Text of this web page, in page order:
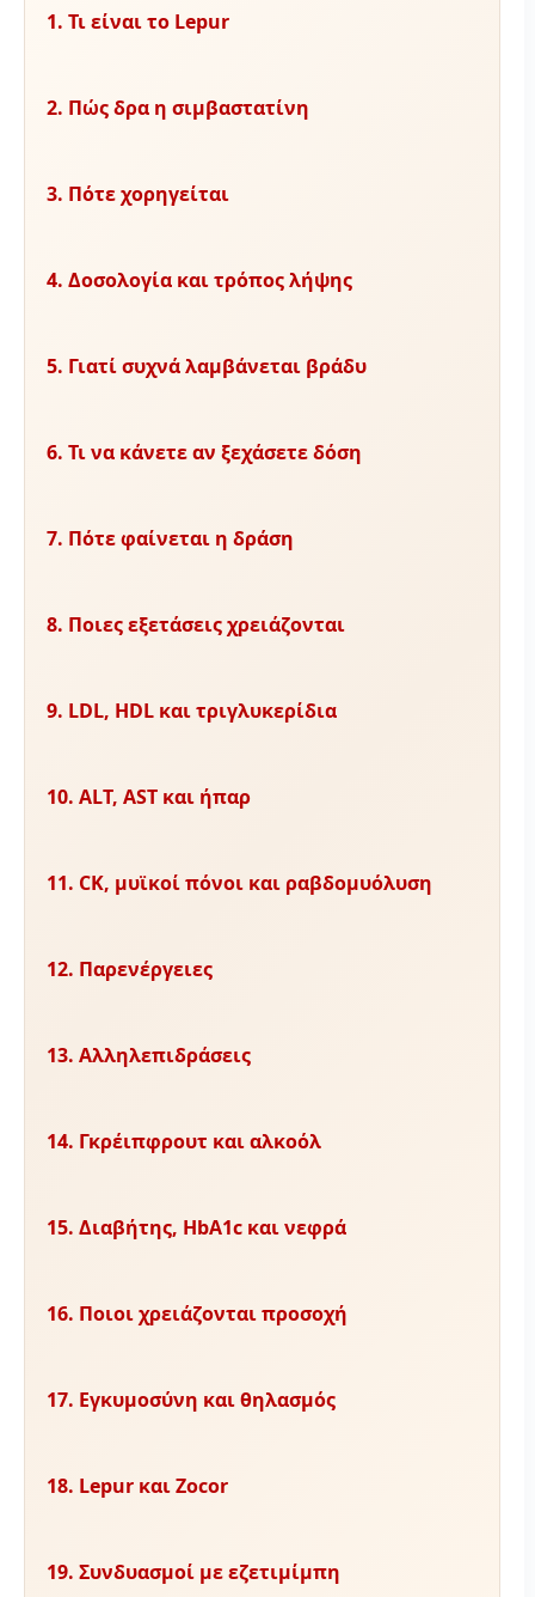
1. Τι είναι το Lepur
2. Πώς δρα η σιμβαστατίνη
3. Πότε χορηγείται
4. Δοσολογία και τρόπος λήψης
5. Γιατί συχνά λαμβάνεται βράδυ
6. Τι να κάνετε αν ξεχάσετε δόση
7. Πότε φαίνεται η δράση
8. Ποιες εξετάσεις χρειάζονται
9. LDL, HDL και τριγλυκερίδια
10. ALT, AST και ήπαρ
11. CK, μυϊκοί πόνοι και ραβδομυόλυση
12. Παρενέργειες
13. Αλληλεπιδράσεις
14. Γκρέιπφρουτ και αλκοόλ
15. Διαβήτης, HbA1c και νεφρά
16. Ποιοι χρειάζονται προσοχή
17. Εγκυμοσύνη και θηλασμός
18. Lepur και Zocor
19. Συνδυασμοί με εζετιμίμπη